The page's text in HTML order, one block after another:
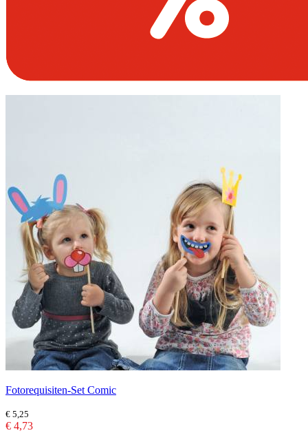
Fotorequisiten-Set Comic
€ 5,25
€ 4,73